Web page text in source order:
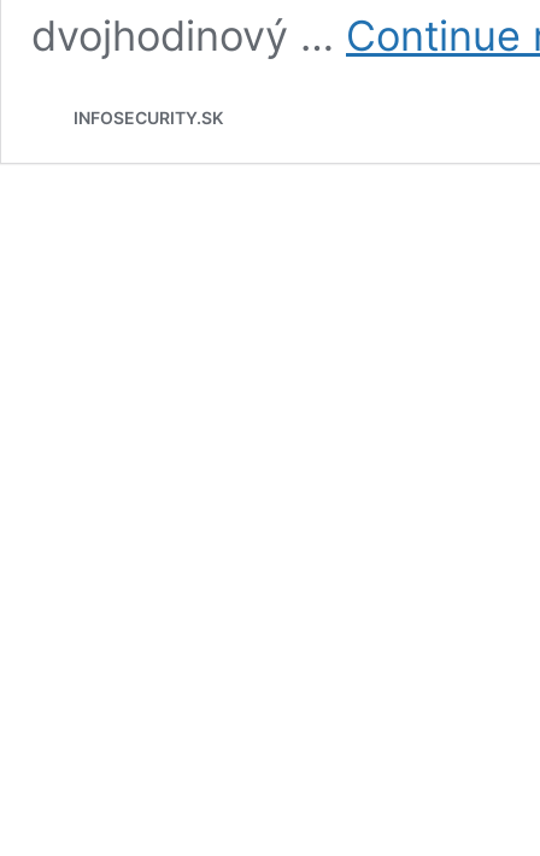
dvojhodinový … Continue
INFOSECURITY.SK